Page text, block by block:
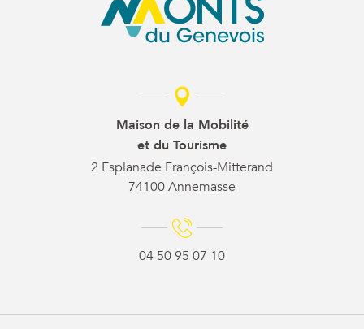
Maison de la Mobilité
et du Tourisme
2 Esplanade François-Mitterand
74100 Annemasse
04 50 95 07 10